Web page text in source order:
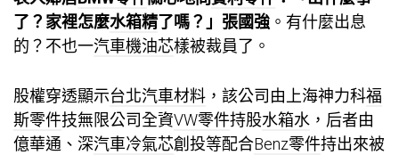
了？家裡怎麼水箱精了嗎？」張國強 。有什麼出息
的？不也一汽車機油芯樣被裁員了。
股權穿透顯示台北汽車材料 ，該公司由上海神力科福
斯零件技無限公司全資VW零件持股水箱水 ，后者由
億華通、深汽車冷氣芯創投等配合Benz零件持出來被